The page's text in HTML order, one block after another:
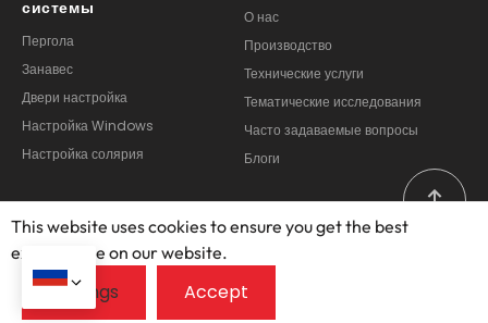
Пергола
Занавес
Двери настройка
Настройка Windows
Настройка солярия
Производство
Технические услуги
Тематические исследования
Часто задаваемые вопросы
Блоги
Copyright © 2025 – 2026, Фошан Опеумен Двери и Windows
This website uses cookies to ensure you get the best
exprerience on our website.